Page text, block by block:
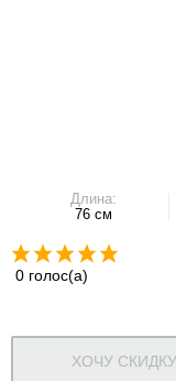
Длина:
76 см
0 голос(а)
ХОЧУ СКИДКУ